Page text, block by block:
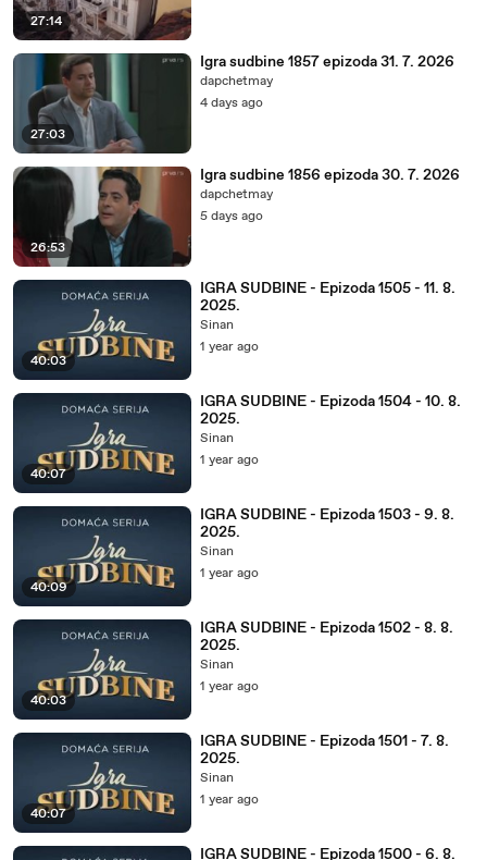
27:14
27:03
Igra sudbine 1857 epizoda 31. 7. 2026
dapchetmay
4 days ago
26:53
Igra sudbine 1856 epizoda 30. 7. 2026
dapchetmay
5 days ago
40:03
IGRA SUDBINE - Epizoda 1505 - 11. 8.
2025.
Sinan
1 year ago
40:07
IGRA SUDBINE - Epizoda 1504 - 10. 8.
2025.
Sinan
1 year ago
40:09
IGRA SUDBINE - Epizoda 1503 - 9. 8.
2025.
Sinan
1 year ago
40:03
IGRA SUDBINE - Epizoda 1502 - 8. 8.
2025.
Sinan
1 year ago
40:07
IGRA SUDBINE - Epizoda 1501 - 7. 8.
2025.
Sinan
1 year ago
IGRA SUDBINE - Epizoda 1500 - 6. 8.